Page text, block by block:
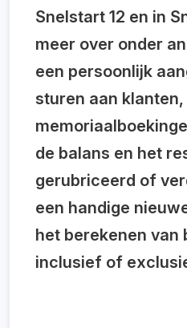
Snelstart 12 en in
meer over onder
een persoonlijk
sturen aan
de balans en het
gerubriceerd of
een handige
het berekenen van
inclusief of